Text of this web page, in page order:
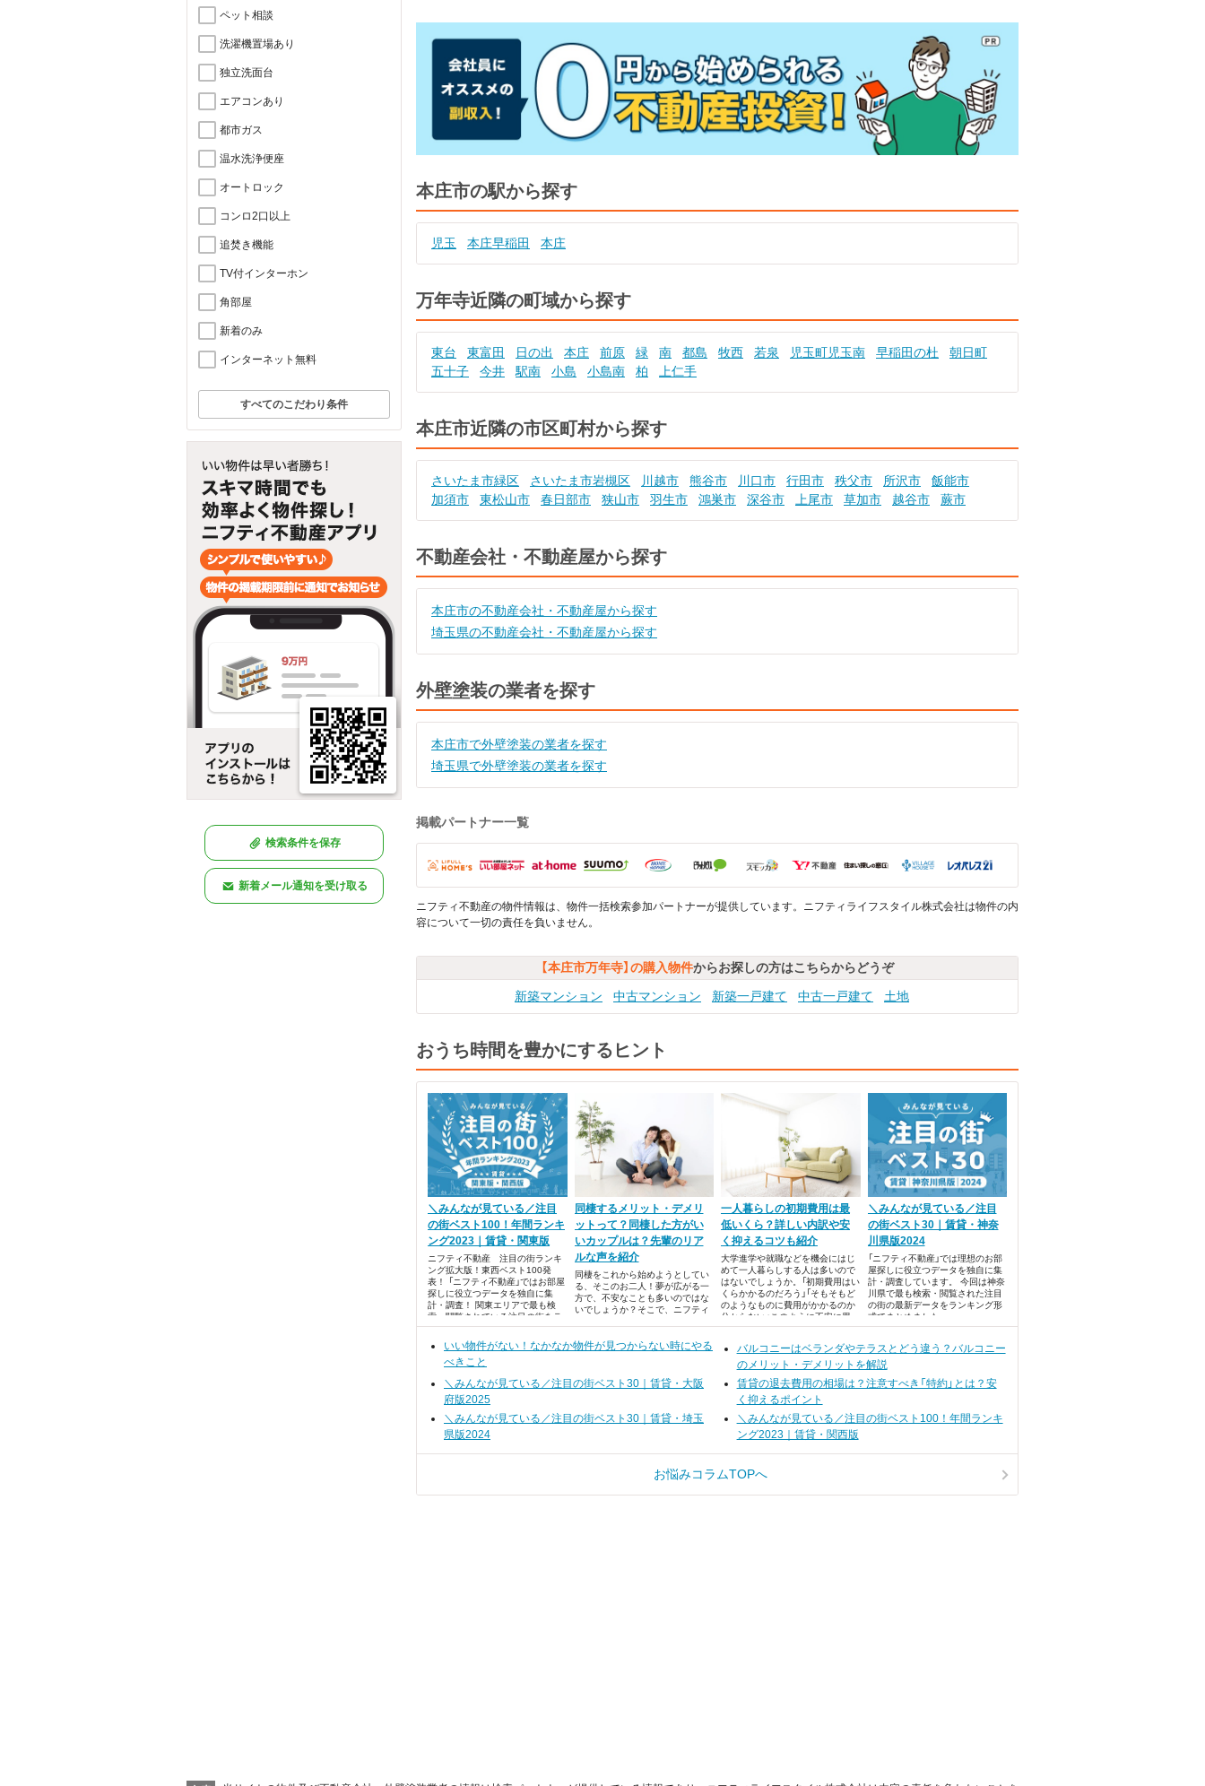
ペット相談
洗濯機置場あり
独立洗面台
エアコンあり
都市ガス
温水洗浄便座
オートロック
コンロ2口以上
追焚き機能
TV付インターホン
角部屋
新着のみ
インターネット無料
すべてのこだわり条件
検索条件を保存
新着メール通知を受け取る
本庄市の駅から探す
児玉 本庄早稲田 本庄
万年寺近隣の町域から探す
東台 東富田 日の出 本庄 前原 緑 南 都島 牧西 若泉 児玉町児玉南 早稲田の杜
朝日町
五十子
今井 駅南 小島 小島南 柏 上仁手
本庄市近隣の市区町村から探す
さいたま市緑区 さいたま市岩槻区 川越市 熊谷市 川口市 行田市 秩父市 所沢市
飯能市
加須市
東松山市 春日部市 狭山市 羽生市 鴻巣市 深谷市 上尾市 草加市 越谷市 蕨市
不動産会社・不動産屋から探す
本庄市の不動産会社・不動産屋から探す
埼玉県の不動産会社・不動産屋から探す
外壁塗装の業者を探す
本庄市で外壁塗装の業者を探す
埼玉県で外壁塗装の業者を探す
掲載パートナー一覧
ニフティ不動産の物件情報は、物件一括検索参加パートナーが提供しています。ニフティライフスタイル株式会社は物件の内
容について一切の責任を負いません。
【本庄市万年寺】の購入物件からお探しの方はこちらからどうぞ
新築マンション
中古マンション 新築一戸建て 中古一戸建て 土地
おうち時間を豊かにするヒント
＼みんなが見ている／注目
の街ベスト100！年間ランキ
ング2023｜賃貸・関東版
ニフティ不動産 注目の街ランキ
ング拡大版！東西ベスト100発
表！ 「ニフティ不動産」ではお部屋
探しに役立つデータを独自に集
計・調査！ 関東エリアで最も検
索・閲覧されている注目の街をラ
ンキング形式でまとめました。
同棲するメリット・デメリ
ットって？同棲した方がい
いカップルは？先輩のリア
ルな声を紹介
同棲をこれから始めようとしてい
る、そこのお二人！夢が広がる一
方で、不安なことも多いのではな
いでしょうか？そこで、ニフティ
ト・デメリットについてまとめま
一人暮らしの初期費用は最
低いくら？詳しい内訳や安
く抑えるコツも紹介
大学進学や就職などを機会にはじ
めて一人暮らしする人は多いので
はないでしょうか。「初期費用はい
くらかかるのだろう」「そもそもど
のようなものに費用がかかるのか
分からない」このように不安に思っ
ている人はいませんか？
＼みんなが見ている／注目
の街ベスト30｜賃貸・神奈
川県版2024
「ニフティ不動産」では理想のお部
屋探しに役立つデータを独自に集
計・調査しています。 今回は神奈
川県で最も検索・閲覧された注目
の街の最新データをランキング形
式でまとめました。
いい物件がない！なかなか物件が見つからない時にやる
べきこと
バルコニーはベランダやテラスとどう違う？バルコニー
のメリット・デメリットを解説
＼みんなが見ている／注目の街ベスト30｜賃貸・大阪
府版2025
賃貸の退去費用の相場は？注意すべき「特約」とは？安
く抑えるポイント
＼みんなが見ている／注目の街ベスト30｜賃貸・埼玉
県版2024
＼みんなが見ている／注目の街ベスト100！年間ランキ
ング2023｜賃貸・関西版
お悩みコラムTOPへ